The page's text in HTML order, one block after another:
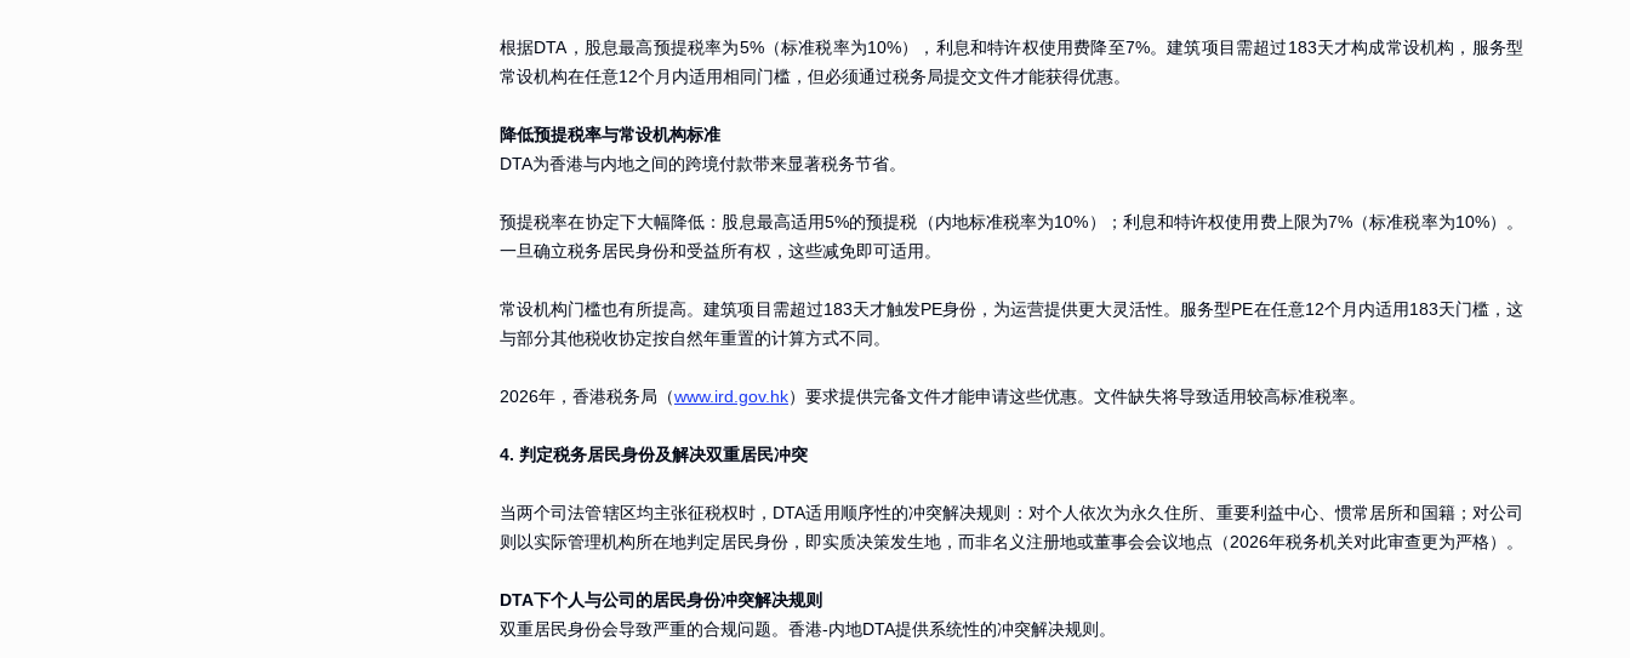
根据DTA，股息最高预提税率为5%（标准税率为10%），利息和特许权使用费降至7%。建筑项目需超过183天才构成常设机构，服务型
常设机构在任意12个月内适用相同门槛，但必须通过税务局提交文件才能获得优惠。
降低预提税率与常设机构标准
DTA为香港与内地之间的跨境付款带来显著税务节省。
预提税率在协定下大幅降低：股息最高适用5%的预提税（内地标准税率为10%）；利息和特许权使用费上限为7%（标准税率为10%）。
一旦确立税务居民身份和受益所有权，这些减免即可适用。
常设机构门槛也有所提高。建筑项目需超过183天才触发PE身份，为运营提供更大灵活性。服务型PE在任意12个月内适用183天门槛，这
与部分其他税收协定按自然年重置的计算方式不同。
2026年，香港税务局（www.ird.gov.hk）要求提供完备文件才能申请这些优惠。文件缺失将导致适用较高标准税率。
4. 判定税务居民身份及解决双重居民冲突
当两个司法管辖区均主张征税权时，DTA适用顺序性的冲突解决规则：对个人依次为永久住所、重要利益中心、惯常居所和国籍；对公司
则以实际管理机构所在地判定居民身份，即实质决策发生地，而非名义注册地或董事会会议地点（2026年税务机关对此审查更为严格）。
DTA下个人与公司的居民身份冲突解决规则
双重居民身份会导致严重的合规问题。香港-内地DTA提供系统性的冲突解决规则。